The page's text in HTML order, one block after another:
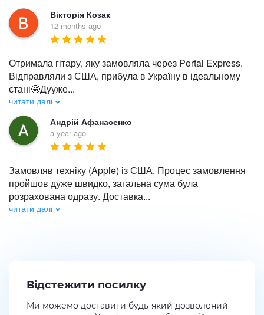
Вікторія Козак
12 months ago
Отримала гітару, яку замовляла через Portal Express.
Відправляли з США, прибула в Україну в ідеальному
стані🤩Дууже...
читати далі
Андрій Афанасенко
a year ago
Замовляв техніку (Apple) із США. Процес замовлення
пройшов дуже швидко, загальна сума була
розрахована одразу. Доставка...
читати далі
Відстежити посилку
Ми можемо доставити будь-який дозволений